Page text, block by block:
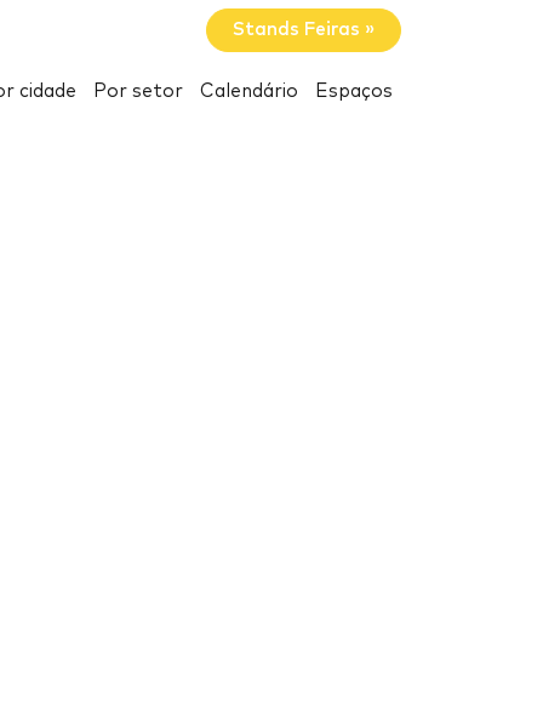
Stands Feiras »
cidade Por setor Calendário Espaços